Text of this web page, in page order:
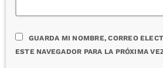
GUARDA MI NOMBRE, CORREO
ESTE NAVEGADOR PARA LA PRÓXIMA